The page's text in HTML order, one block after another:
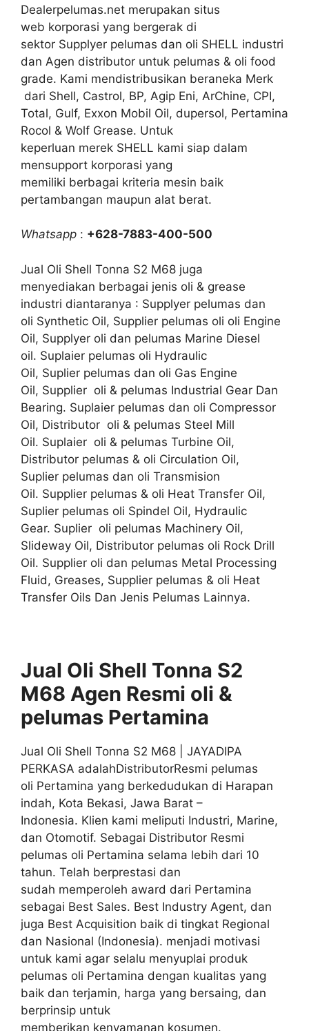
Dealerpelumas.net merupakan situs
web korporasi yang bergerak di
sektor Supplyer pelumas dan oli SHELL industri
dan Agen distributor untuk pelumas & oli food
grade. Kami mendistribusikan beraneka Merk
dari Shell, Castrol, BP, Agip Eni, ArChine, CPI,
Total, Gulf, Exxon Mobil Oil, dupersol, Pertamina
Rocol & Wolf Grease. Untuk
keperluan merek SHELL kami siap dalam
mensupport korporasi yang
memiliki berbagai kriteria mesin baik
pertambangan maupun alat berat.
Whatsapp : +628-7883-400-500
Jual Oli Shell Tonna S2 M68 juga
menyediakan berbagai jenis oli & grease
industri diantaranya : Supplyer pelumas dan
oli Synthetic Oil, Supplier pelumas oli oli Engine
Oil, Supplyer oli dan pelumas Marine Diesel
oil. Suplaier pelumas oli Hydraulic
Oil, Suplier pelumas dan oli Gas Engine
Oil, Supplier oli & pelumas Industrial Gear Dan
Bearing. Suplaier pelumas dan oli Compressor
Oil, Distributor oli & pelumas Steel Mill
Oil. Suplaier oli & pelumas Turbine Oil,
Distributor pelumas & oli Circulation Oil,
Suplier pelumas dan oli Transmision
Oil. Supplier pelumas & oli Heat Transfer Oil,
Suplier pelumas oli Spindel Oil, Hydraulic
Gear. Suplier oli pelumas Machinery Oil,
Slideway Oil, Distributor pelumas oli Rock Drill
Oil. Supplier oli dan pelumas Metal Processing
Fluid, Greases, Supplier pelumas & oli Heat
Transfer Oils Dan Jenis Pelumas Lainnya.
Jual Oli Shell Tonna S2
M68 Agen Resmi oli &
pelumas Pertamina
Jual Oli Shell Tonna S2 M68 | JAYADIPA
PERKASA adalahDistributorResmi pelumas
oli Pertamina yang berkedudukan di Harapan
indah, Kota Bekasi, Jawa Barat –
Indonesia. Klien kami meliputi Industri, Marine,
dan Otomotif. Sebagai Distributor Resmi
pelumas oli Pertamina selama lebih dari 10
tahun. Telah berprestasi dan
sudah memperoleh award dari Pertamina
sebagai Best Sales. Best Industry Agent, dan
juga Best Acquisition baik di tingkat Regional
dan Nasional (Indonesia). menjadi motivasi
untuk kami agar selalu menyuplai produk
pelumas oli Pertamina dengan kualitas yang
baik dan terjamin, harga yang bersaing, dan
berprinsip untuk
memberikan kenyamanan kosumen.